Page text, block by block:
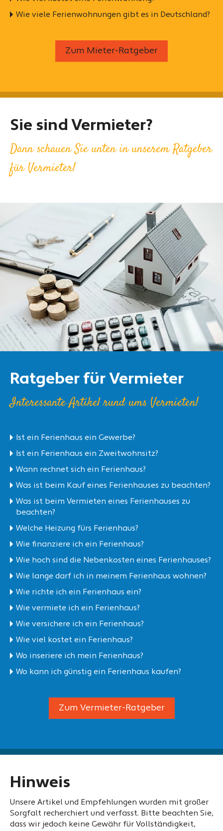
Wie viele Ferienwohnungen gibt es in Deutschland?
Zum Mieter-Ratgeber
Sie sind Vermieter?
Dann schauen Sie unten in unserem Ratgeber
für Vermieter!
Ratgeber für Vermieter
Interessante Artikel rund ums Vermieten!
Ist ein Ferienhaus ein Gewerbe?
Ist ein Ferienhaus ein Zweitwohnsitz?
Wann rechnet sich ein Ferienhaus?
Was ist beim Kauf eines Ferienhauses zu beachten?
Was ist beim Vermieten eines Ferienhauses zu
beachten?
Welche Heizung fürs Ferienhaus?
Wie finanziere ich ein Ferienhaus?
Wie hoch sind die Nebenkosten eines Ferienhauses?
Wie lange darf ich in meinem Ferienhaus wohnen?
Wie richte ich ein Ferienhaus ein?
Wie vermiete ich ein Ferienhaus?
Wie versichere ich ein Ferienhaus?
Wie viel kostet ein Ferienhaus?
Wo inseriere ich mein Ferienhaus?
Wo kann ich günstig ein Ferienhaus kaufen?
Zum Vermieter-Ratgeber
Hinweis
Unsere Artikel und Empfehlungen wurden mit großer
Sorgfalt recherchiert und verfasst. Bitte beachten Sie,
dass wir jedoch keine Gewähr für Vollständigkeit,